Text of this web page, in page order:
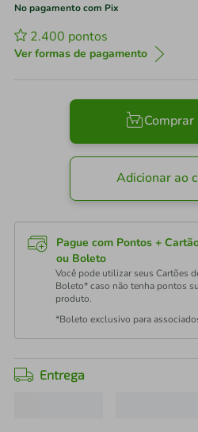
No pagamento com Pix
2.400 pontos
Ver formas de pagamento
Comprar
Adicionar ao
Pague com Pontos +
ou Boleto
Você pode utilizar seus Cartões
Boleto* caso não tenha pontos
produto.
*Boleto exclusivo para
Entrega